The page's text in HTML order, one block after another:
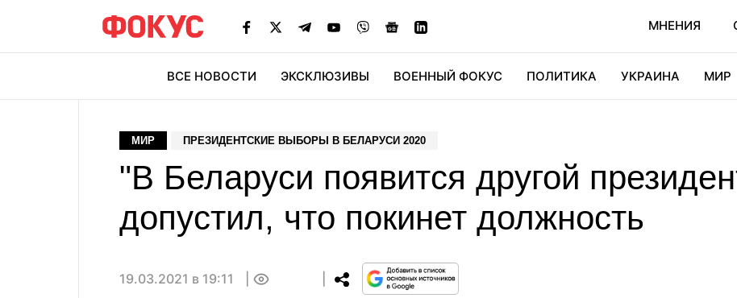
МНЕНИЯ
ВСЕ НОВОСТИ ЭКСКЛЮЗИВЫ ВОЕННЫЙ ФОКУС ПОЛИТИКА УКРАИНА МИР
МИР ПРЕЗИДЕНТСКИЕ ВЫБОРЫ В БЕЛАРУСИ 2020
"В Беларуси появится другой
допустил, что покинет должность
19.03.2021 в 19:11